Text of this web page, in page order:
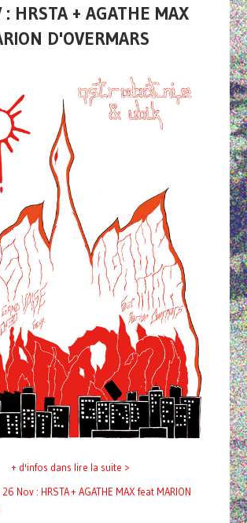
HRSTA + AGATHE MAX
D'OVERMARS
+ d'infos dans lire la suite >
Nov : HRSTA + AGATHE MAX feat MARION